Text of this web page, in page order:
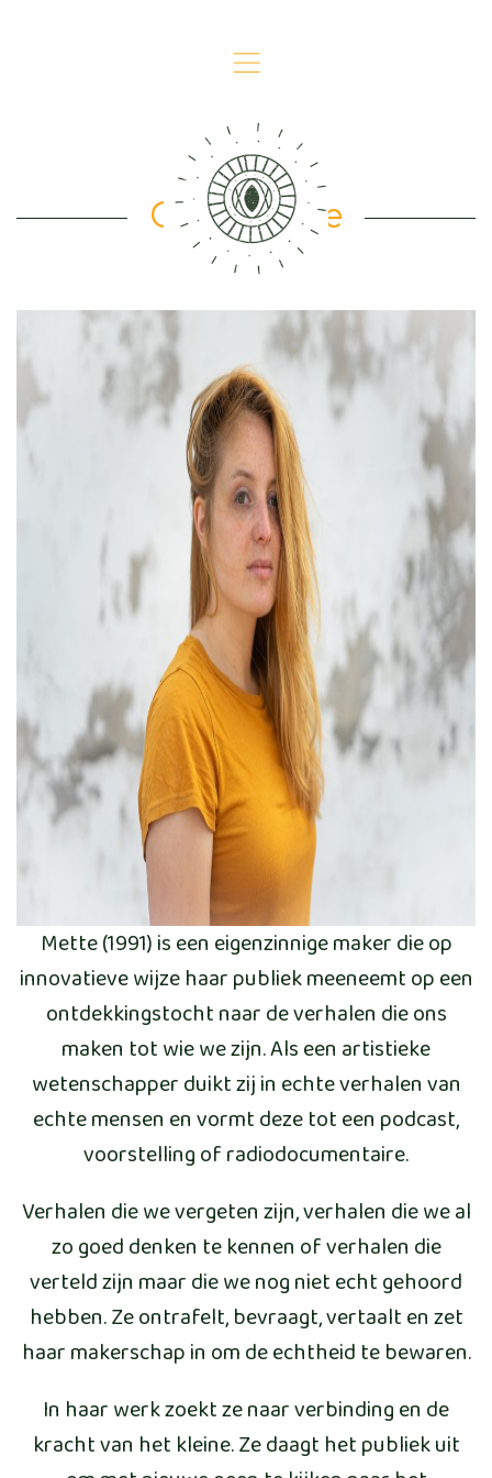
,
Over Mette
Mette (1991) is een eigenzinnige maker die op
innovatieve wijze haar publiek meeneemt op een
ontdekkingstocht naar de verhalen die ons
maken tot wie we zijn. Als een artistieke
wetenschapper duikt zij in echte verhalen van
echte mensen en vormt deze tot een podcast,
voorstelling of radiodocumentaire.
Verhalen die we vergeten zijn, verhalen die we al
zo goed denken te kennen of verhalen die
verteld zijn maar die we nog niet echt gehoord
hebben. Ze ontrafelt, bevraagt, vertaalt en zet
haar makerschap in om de echtheid te bewaren.
In haar werk zoekt ze naar verbinding en de
kracht van het kleine. Ze daagt het publiek uit